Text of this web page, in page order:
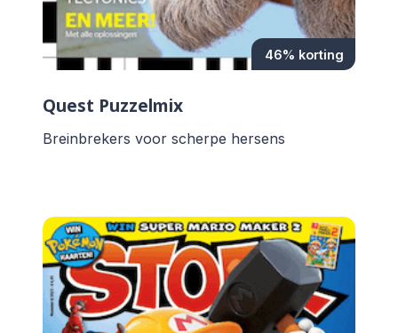
46% korting
Quest Puzzelmix
Breinbrekers voor scherpe hersens